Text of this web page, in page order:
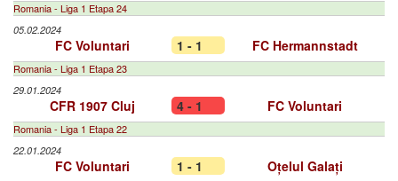
Romania - Liga 1 Etapa 24
05.02.2024
FC Voluntari 1 - 1 FC Hermannstadt
Romania - Liga 1 Etapa 23
29.01.2024
CFR 1907 Cluj 4 - 1 FC Voluntari
Romania - Liga 1 Etapa 22
22.01.2024
FC Voluntari 1 - 1 Oțelul Galați